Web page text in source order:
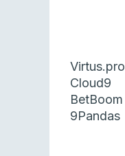
Virtus.pro
Cloud9
BetBoom
9Pandas